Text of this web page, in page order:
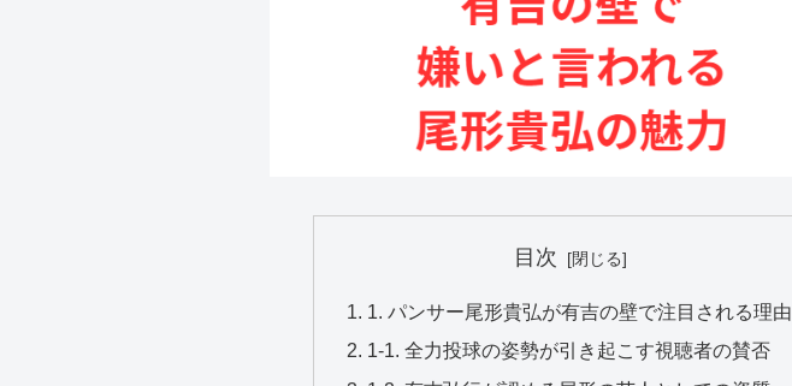
目次
1. パンサー尾形貴弘が有吉の壁で注目される理由
1-1. 全力投球の姿勢が引き起こす視聴者の賛否